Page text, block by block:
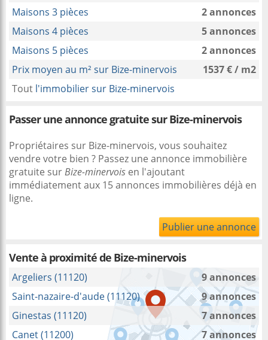
Maisons 3 pièces
2 annonces
Maisons 4 pièces
5 annonces
Maisons 5 pièces
2 annonces
Prix moyen au m² sur Bize-minervois
1537 € / m2
Tout l'immobilier sur Bize-minervois
Passer une annonce gratuite sur Bize-minervois
Propriétaires sur Bize-minervois, vous souhaitez
vendre votre bien ? Passez une annonce immobilière
gratuite surBize-minervois en l'ajoutant
immédiatement aux 15 annonces immobilières déjà en
ligne.
Publier une annonce
Vente à proximitéde Bize-minervois
Argeliers (11120)
9 annonces
Saint-nazaire-d'aude (11120)
9 annonces
Ginestas (11120)
7 annonces
Canet (11200)
7 annonces